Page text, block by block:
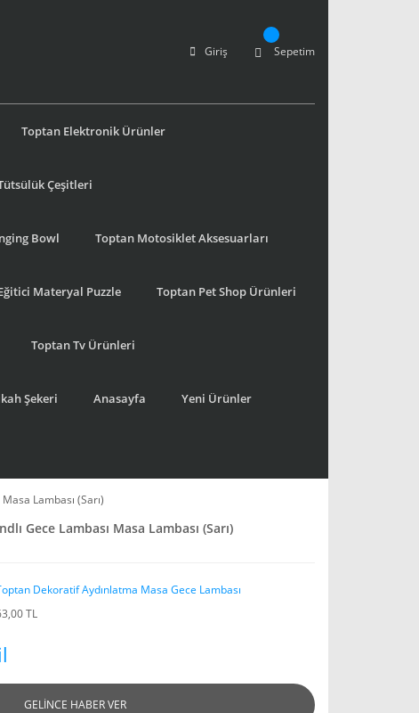
Giriş Sepetim
Toptan Elektronik Ürünler
Çeşitleri
Bowl Toptan Motosiklet Aksesuarları
Materyal Puzzle Toptan Pet Shop Ürünleri
Toptan Tv Ürünleri
Şekeri Anasayfa Yeni Ürünler
Lambası (Sarı)
Gece Lambası Masa Lambası (Sarı)
Dekoratif Aydınlatma Masa Gece Lambası
TL
GELİNCE HABER VER